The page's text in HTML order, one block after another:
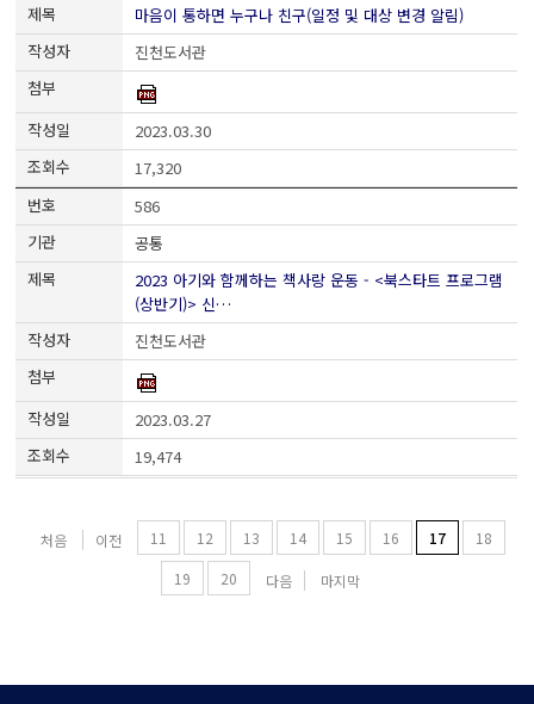
마음이 통하면 누구나 친구(일정 및 대상 변경 알림)
진천도서관
2023.03.30
17,320
586
공통
2023 아기와 함께하는 책사랑 운동 - <북스타트 프로그램
(상반기)> 신…
진천도서관
2023.03.27
19,474
처음 이전 11 12 13 14 15 16 17
18
19
20 다음 마지막